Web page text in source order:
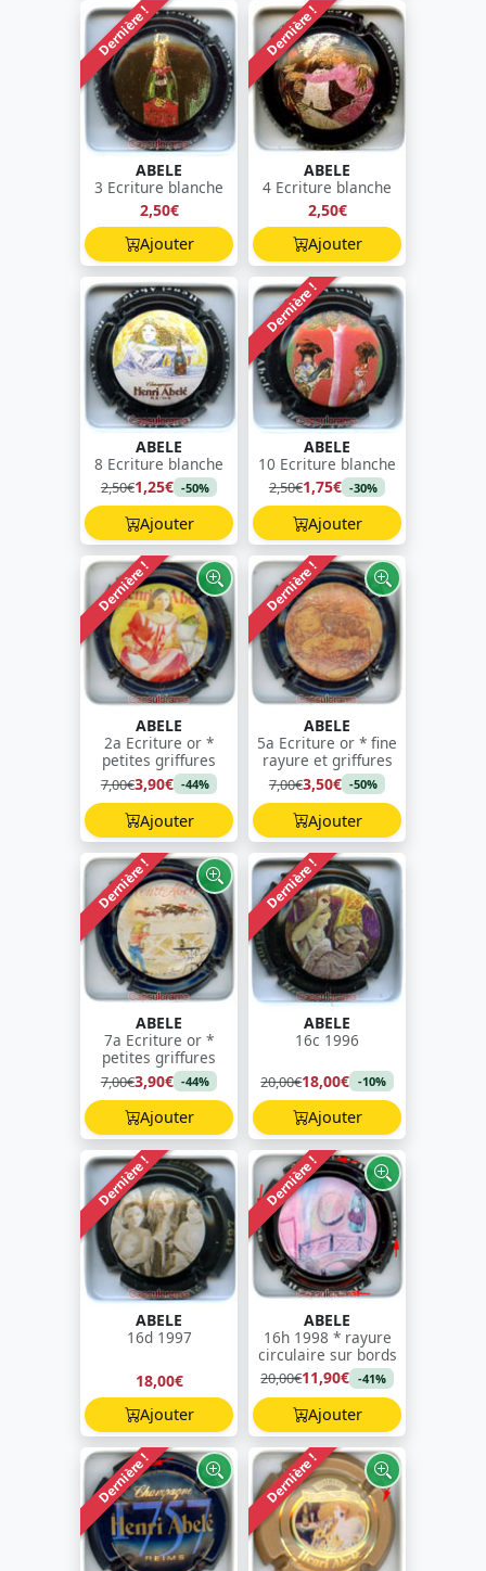
Dernière !
ABELE
3 Ecriture blanche
2,50€
Ajouter
Dernière !
ABELE
4 Ecriture blanche
2,50€
Ajouter
ABELE
8 Ecriture blanche
2,50€1,25€ -50%
Ajouter
Dernière !
ABELE
10 Ecriture blanche
2,50€1,75€ -30%
Ajouter
Dernière !
ABELE
2a Ecriture or *
petites griffures
7,00€3,90€ -44%
Ajouter
Dernière !
ABELE
5a Ecriture or * fine
rayure et griffures
7,00€3,50€ -50%
Ajouter
Dernière !
ABELE
7a Ecriture or *
petites griffures
7,00€3,90€ -44%
Ajouter
Dernière !
ABELE
16c 1996
20,00€18,00€ -10%
Ajouter
Dernière !
ABELE
16d 1997
18,00€
Ajouter
Dernière !
ABELE
16h 1998 * rayure
circulaire sur bords
20,00€11,90€ -41%
Ajouter
Dernière ! Dernière !